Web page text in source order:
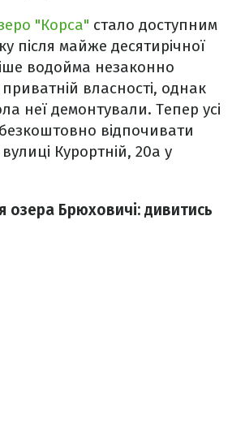
"Корса" стало доступним
після майже десятирічної
водойма незаконно
власності, однак
неї демонтували. Тепер усі
відпочивати
Курортній, 20а у
озера Брюховичі: дивитись